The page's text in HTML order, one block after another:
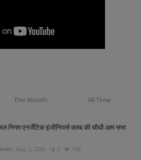
This Month All Time
निगम एनर्जेटिक इंजीनियर्स क्लब की चौथी आम सभा
Aug 3, 2026 0 100